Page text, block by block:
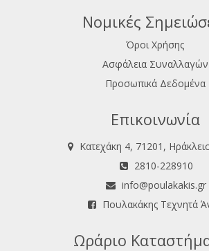
Νομικές
Όροι Χρήσης
Ασφάλεια Συναλλαγών
Προσωπικά Δεδομένα
Επικοινωνία
Κατεχάκη 4, 71201,
2810-228910
info@poulakakis.gr
Πουλακάκης Τεχνητά
Ωράριο